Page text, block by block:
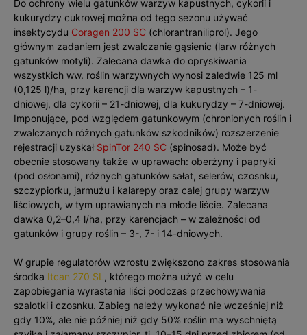
Do ochrony wielu gatunków warzyw kapustnych, cykorii i
kukurydzy cukrowej można od tego sezonu używać
insektycydu Coragen 200 SC (chlorantraniliprol). Jego
głównym zadaniem jest zwalczanie gąsienic (larw różnych
gatunków motyli). Zalecana dawka do opryskiwania
wszystkich ww. roślin warzywnych wynosi zaledwie 125 ml
(0,125 l)/ha, przy karencji dla warzyw kapustnych – 1-
dniowej, dla cykorii – 21-dniowej, dla kukurydzy – 7-dniowej.
Imponujące, pod względem gatunkowym (chronionych roślin i
zwalczanych różnych gatunków szkodników) rozszerzenie
rejestracji uzyskał SpinTor 240 SC (spinosad). Może być
obecnie stosowany także w uprawach: oberżyny i papryki
(pod osłonami), różnych gatunków sałat, selerów, czosnku,
szczypiorku, jarmużu i kalarepy oraz całej grupy warzyw
liściowych, w tym uprawianych na młode liście. Zalecana
dawka 0,2–0,4 l/ha, przy karencjach – w zależności od
gatunków i grupy roślin – 3-, 7- i 14-dniowych.
W grupie regulatorów wzrostu zwiększono zakres stosowania
środka Itcan 270 SL , którego można użyć w celu
zapobiegania wyrastania liści podczas przechowywania
szalotki i czosnku. Zabieg należy wykonać nie wcześniej niż
gdy 10%, ale nie później niż gdy 50% roślin ma wyschniętą